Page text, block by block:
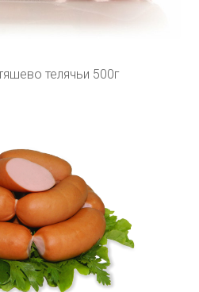
телячьи 500г